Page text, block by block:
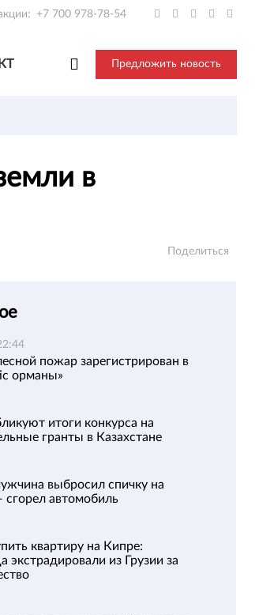
+7 700 978-78-54
Предложить новость
в
Поделиться
пожар зарегистрирован в
орманы»
итоги конкурса на
гранты в Казахстане
выбросил спичку на
сгорел автомобиль
квартиру на Кипре:
экстрадировали из Грузии за